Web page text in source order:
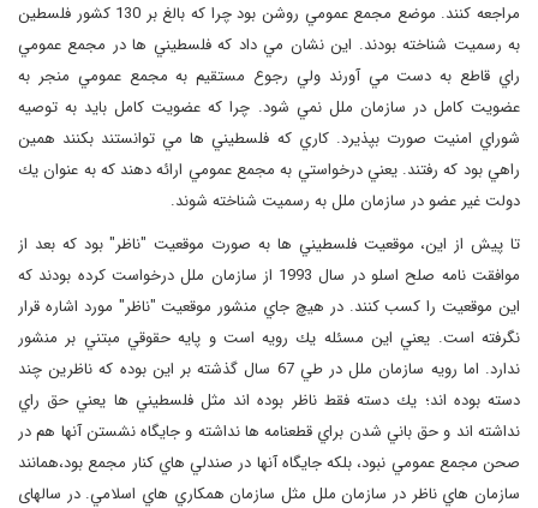
مراجعه كنند. موضع مجمع عمومي روشن بود چرا كه بالغ بر 130 كشور فلسطين
به رسميت شناخته بودند. اين نشان مي داد كه فلسطيني ها در مجمع عمومي
راي قاطع به دست مي آورند ولي رجوع مستقيم به مجمع عمومي منجر به
عضويت كامل در سازمان ملل نمي شود. چرا كه عضويت كامل بايد به توصيه
شوراي امنيت صورت بپذيرد. كاري كه فلسطيني ها مي توانستند بكنند همين
راهي بود كه رفتند. يعني درخواستي به مجمع عمومي ارائه دهند كه به عنوان يك
دولت غير عضو در سازمان ملل به رسميت شناخته شوند.
تا پيش از اين، موقعيت فلسطيني ها به صورت موقعيت "ناظر" بود كه بعد از
موافقت نامه صلح اسلو در سال 1993 از سازمان ملل درخواست كرده بودند كه
اين موقعيت را كسب كنند. در هيچ جاي منشور موقعيت "ناظر" مورد اشاره قرار
نگرفته است. يعني اين مسئله يك رويه است و پايه حقوقي مبتني بر منشور
ندارد. اما رويه سازمان ملل در طي 67 سال گذشته بر اين بوده كه ناظرين چند
دسته بوده اند؛ يك دسته فقط ناظر بوده اند مثل فلسطيني ها يعني حق راي
نداشته اند و حق باني شدن براي قطعنامه ها نداشته و جايگاه نشستن آنها هم در
صحن مجمع عمومي نبود، بلكه ‌جايگاه آنها در صندلي هاي كنار مجمع بود،همانند
سازمان هاي ناظر در سازمان ملل مثل سازمان همكاري هاي اسلامي. در سالهای